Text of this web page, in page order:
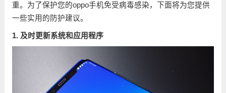
重。为了保护您的oppo手机免受病毒感染，下面将为您提供
一些实用的防护建议。
1. 及时更新系统和应用程序